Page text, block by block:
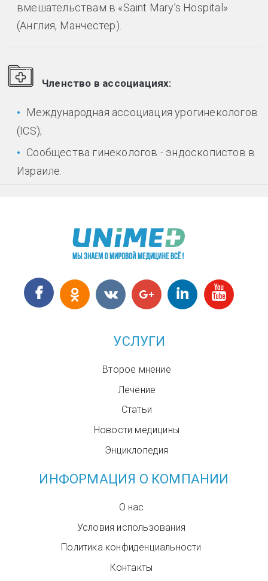
вмешательствам в «Saint Mary’s Hospital»
(Англия, Манчестер).
Членство в ассоциациях:
Международная ассоциация урогинекологов
(ICS);
Сообщества гинекологов - эндоскопистов в
Израиле.
УСЛУГИ
Второе мнение
Лечение
Статьи
Новости медицины
Энциклопедия
ИНФОРМАЦИЯ О КОМПАНИИ
О нас
Условия использования
Политика конфиденциальности
Контакты